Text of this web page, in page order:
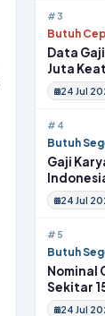
#3
Butuh
Data
Juta
24 Jul
#4
Butuh
Gaji
24 Jul
#5
Butuh
Nominal
Sekitar
Insentif
24 Jul